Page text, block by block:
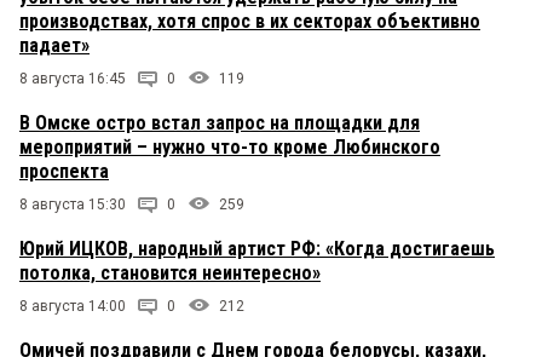
производствах, хотя спрос в их секторах объективно
падает»
8 августа 16:45 0 119
В Омске остро встал запрос на площадки для
мероприятий – нужно что-то кроме Любинского
проспекта
8 августа 15:30 0 259
Юрий ИЦКОВ, народный артист РФ: «Когда достигаешь
потолка, становится неинтересно»
8 августа 14:00 0 212
Омичей поздравили с Днем города белорусы, казахи,